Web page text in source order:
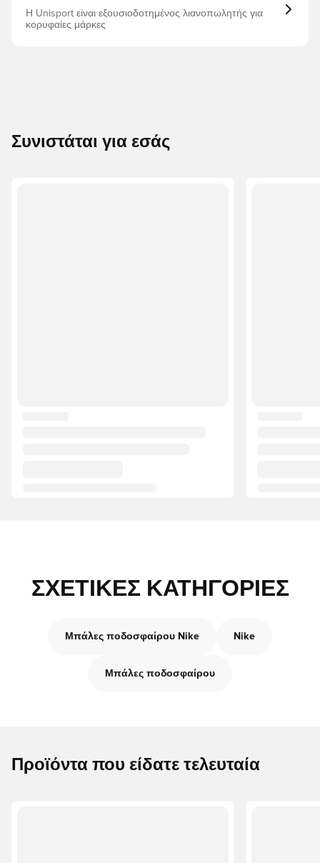
Η Unisport είναι εξουσιοδοτημένος λιανοπωλητής για
κορυφαίες μάρκες
Συνιστάται για εσάς
ΣΧΕΤΙΚΈΣ ΚΑΤΗΓΟΡΊΕΣ
Μπάλες ποδοσφαίρου Nike Nike
Μπάλες ποδοσφαίρου
Προϊόντα που είδατε τελευταία